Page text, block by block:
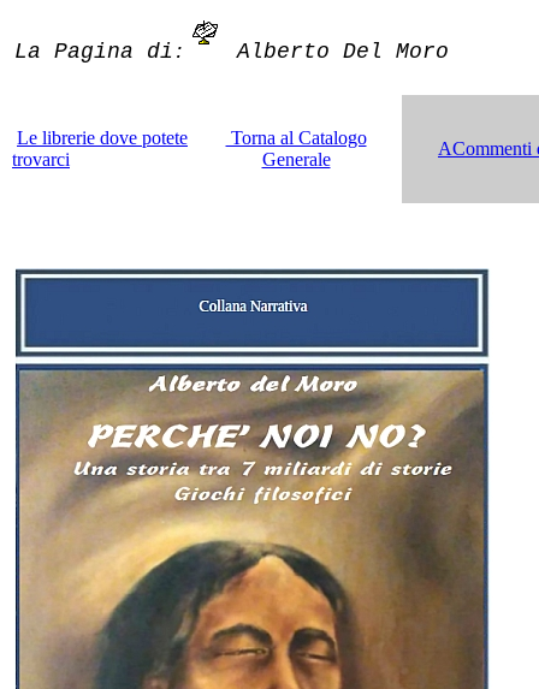
La Pagina di : Alberto Del Moro
Le librerie dove potete
trovarci
Torna al Catalogo
Generale
ACommenti